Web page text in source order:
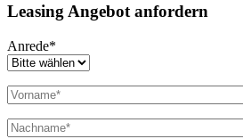
Leasing Angebot anfordern
Anrede*